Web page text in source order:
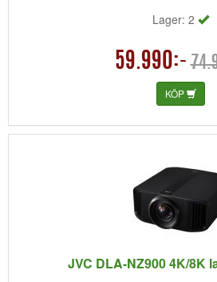
Lager: 2
59.990:-
KÖP
JVC DLA-NZ900 4K/8K